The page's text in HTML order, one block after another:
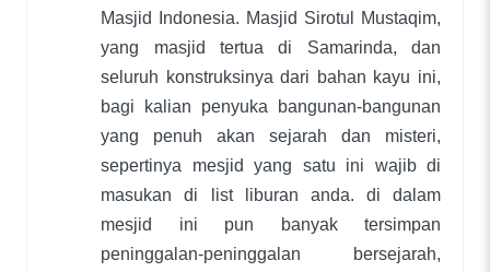
Masjid Indonesia. Masjid Sirotul Mustaqim,
yang masjid tertua di Samarinda, dan
seluruh konstruksinya dari bahan kayu ini,
bagi kalian penyuka bangunan-bangunan
yang penuh akan sejarah dan misteri,
sepertinya mesjid yang satu ini wajib di
masukan di list liburan anda. di dalam
mesjid ini pun banyak tersimpan
peninggalan-peninggalan bersejarah,